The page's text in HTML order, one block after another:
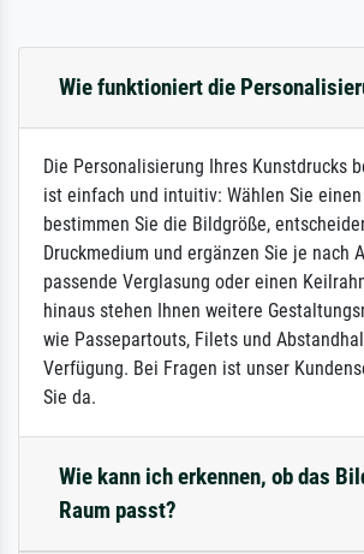
Wie funktioniert die
Die Personalisierung Ihres Kunstdrucks
ist einfach und intuitiv: Wählen Sie
bestimmen Sie die Bildgröße,
Druckmedium und ergänzen Sie je nach
passende Verglasung oder einen
hinaus stehen Ihnen weitere
wie Passepartouts, Filets und
Verfügung. Bei Fragen ist unser
Sie da.
Wie kann ich erkennen, ob das
Raum passt?